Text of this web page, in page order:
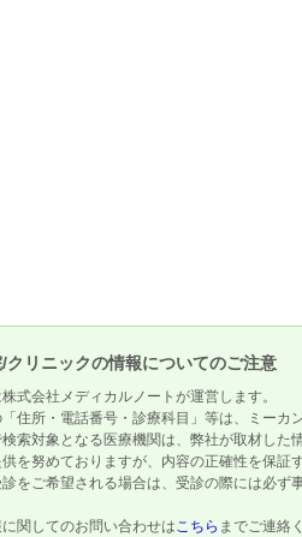
クリニックの情報についてのご注意
式会社メディカルノートが運営します。
「住所・電話番号・診療科目」等は、ミーカ
検索対象となる医療機関は、弊社が取材した
供を努めておりますが、内容の正確性を保証
診をご希望される場合は、受診の際には必
に関してのお問い合わせはこちら までご連絡